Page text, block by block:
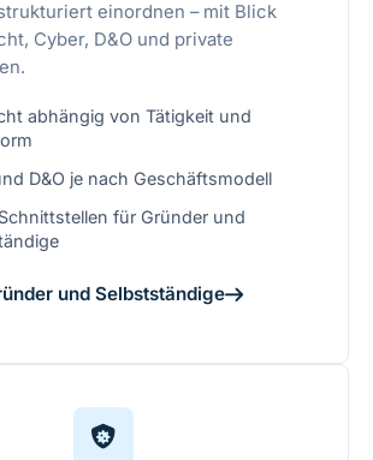
einordnen – mit Blick
Cyber, D&O und private
abhängig von Tätigkeit und
D&O je nach Geschäftsmodell
für Gründer und
und Selbstständige